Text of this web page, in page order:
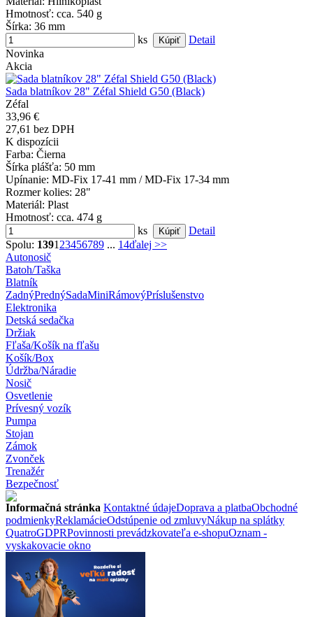
Hmotnosť: cca. 540 g
Šírka: 36 mm
ks
Detail
Novinka
Akcia
Sada blatníkov 28" Zéfal Shield G50 (Black)
Zéfal
33,96 €
27,61 bez DPH
K dispozícii
Farba: Čierna
Šírka plášťa: 50 mm
Upínanie: MD-Fix 17-41 mm / MD-Fix 17-34 mm
Rozmer kolies: 28"
Materiál: Plast
Hmotnosť: cca. 474 g
ks
Detail
Spolu: 1391 23456789 ... 14ďalej >>
Autonosič
Batoh/Taška
Blatník
ZadnýPrednýSadaMiniRámovýPríslušenstvo
Elektronika
Detská sedačka
Držiak
Fľaša/Košík na fľašu
Košík/Box
Údržba/Náradie
Nosič
Osvetlenie
Prívesný vozík
Pumpa
Stojan
Zámok
Zvonček
Trenažér
Bezpečnosť
Informačná stránka Kontaktné údajeDoprava a platbaObchodné
podmienkyReklamácieOdstúpenie od zmluvyNákup na splátky
QuatroGDPRPovinnosti prevádzkovateľa e-shopuOznam -
vyskakovacie okno